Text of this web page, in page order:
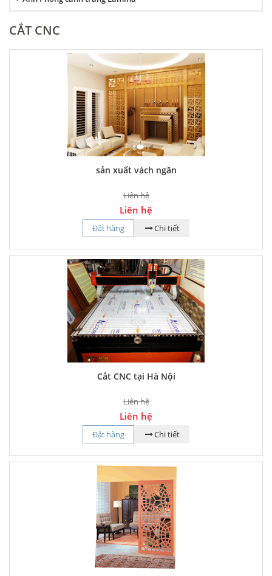
CẮT CNC
sản xuất vách ngăn
Liên hệ
Liên hệ
Đặt hàng Chi tiết
Cắt CNC tại Hà Nội
Liên hệ
Liên hệ
Đặt hàng Chi tiết